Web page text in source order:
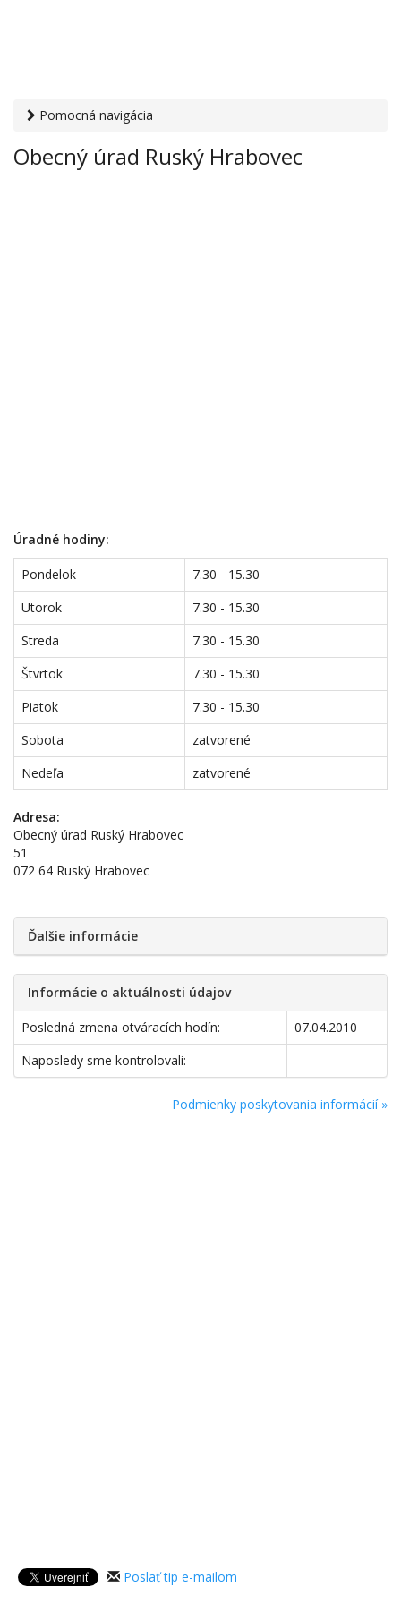
Pomocná navigácia
Obecný úrad Ruský Hrabovec
Obecný úrad Ruský Hrabovec
Úradné hodiny:
Pondelok
7.30 - 15.30
Utorok
7.30 - 15.30
Streda
7.30 - 15.30
Štvrtok
7.30 - 15.30
Piatok
7.30 - 15.30
Sobota
zatvorené
Nedeľa
zatvorené
Adresa:
Obecný úrad Ruský Hrabovec
51
072 64 Ruský Hrabovec
Ďalšie informácie
Informácie o aktuálnosti údajov
Posledná zmena otváracích hodín:
07.04.2010
Naposledy sme kontrolovali:
Podmienky poskytovania informácií »
Poslať tip e-mailom